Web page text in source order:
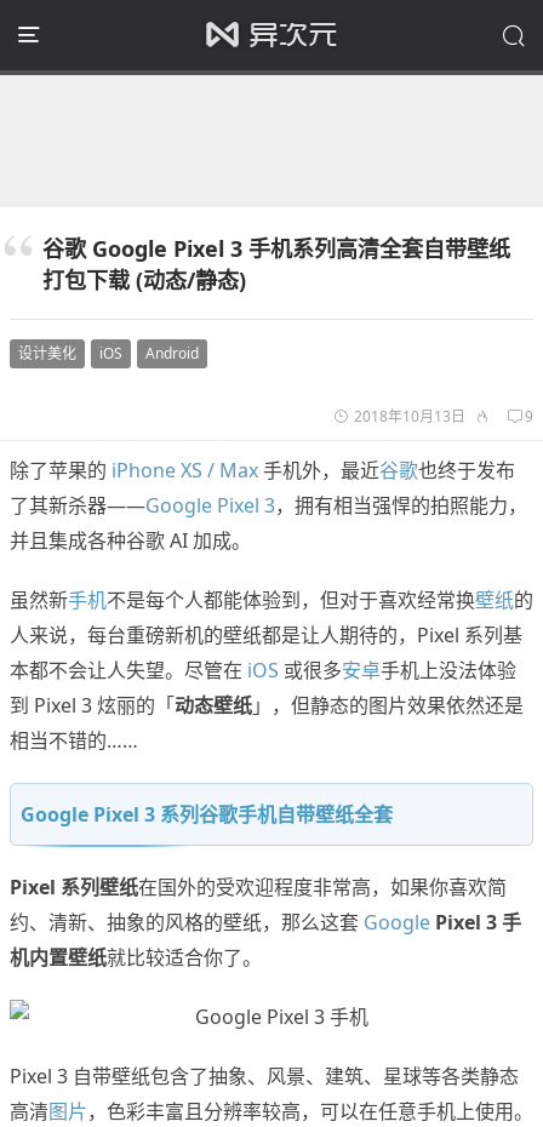
谷歌 Google Pixel 3 手机系列高清全套自带壁纸
打包下载 (动态/静态)
设计美化 iOS Android
2018年10月13日 9
除了苹果的 iPhone XS / Max手机外，最近谷歌也终于发布
了其新杀器——Google Pixel 3，拥有相当强悍的拍照能力，
并且集成各种谷歌 AI 加成。
虽然新手机不是每个人都能体验到，但对于喜欢经常换壁纸的
人来说，每台重磅新机的壁纸都是让人期待的，Pixel 系列基
本都不会让人失望。尽管在 iOS 或很多安卓手机上没法体验
到 Pixel 3 炫丽的「动态壁纸」，但静态的图片效果依然还是
相当不错的……
Google Pixel 3 系列谷歌手机自带壁纸全套
Pixel 系列壁纸在国外的受欢迎程度非常高，如果你喜欢简
约、清新、抽象的风格的壁纸，那么这套 Google Pixel 3 手
机内置壁纸就比较适合你了。
Pixel 3 自带壁纸包含了抽象、风景、建筑、星球等各类静态
高清图片，色彩丰富且分辨率较高，可以在任意手机上使用。